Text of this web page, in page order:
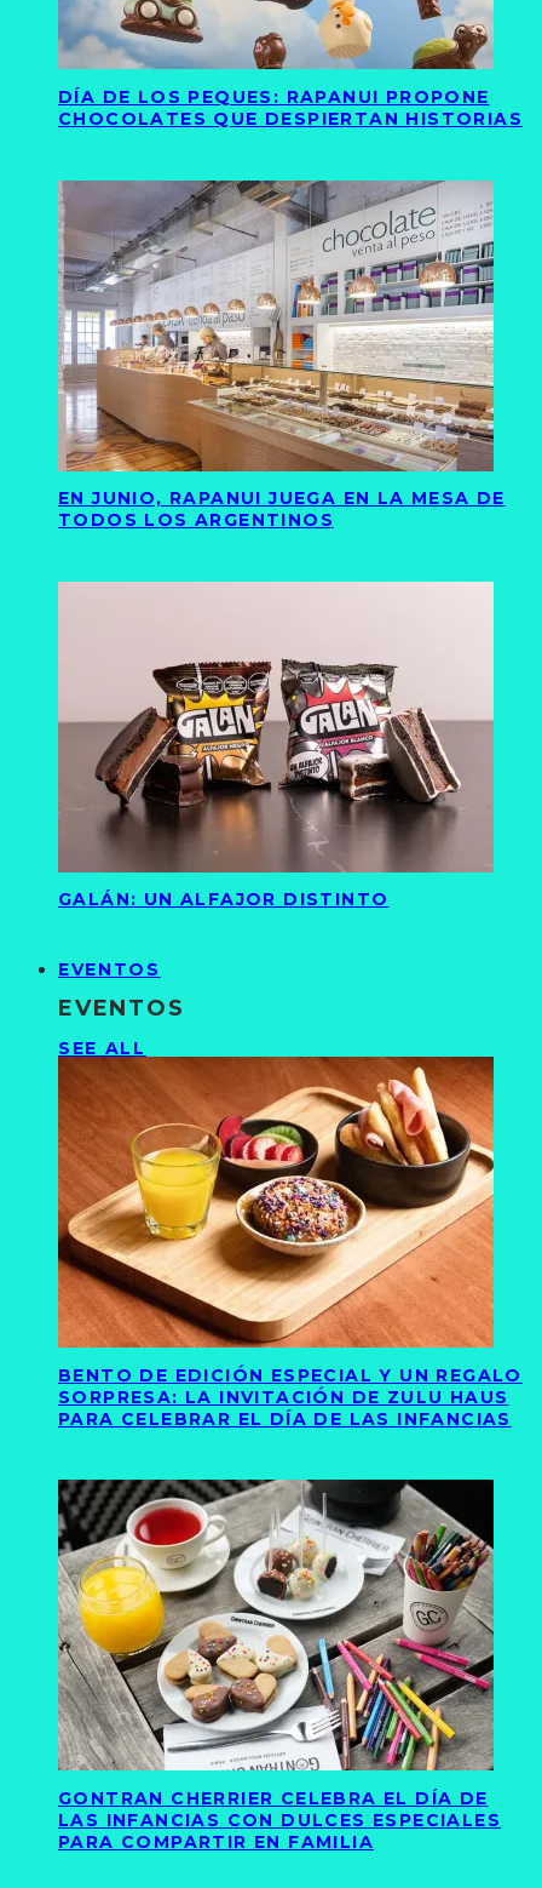
DÍA DE LOS PEQUES: RAPANUI PROPONE
CHOCOLATES QUE DESPIERTAN HISTORIAS
EN JUNIO, RAPANUI JUEGA EN LA MESA DE
TODOS LOS ARGENTINOS
GALÁN: UN ALFAJOR DISTINTO
EVENTOS
EVENTOS
SEE ALL
BENTO DE EDICIÓN ESPECIAL Y UN REGALO
SORPRESA: LA INVITACIÓN DE ZULU HAUS
PARA CELEBRAR EL DÍA DE LAS INFANCIAS
GONTRAN CHERRIER CELEBRA EL DÍA DE
LAS INFANCIAS CON DULCES ESPECIALES
PARA COMPARTIR EN FAMILIA